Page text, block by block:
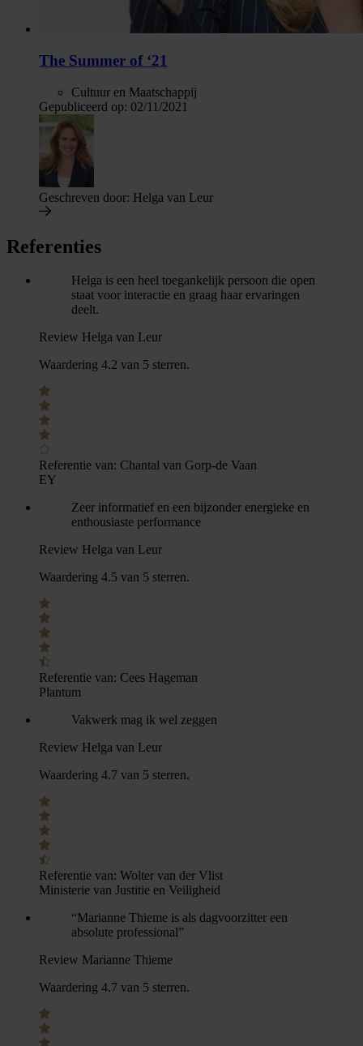
The Summer of ‘21
Cultuur en Maatschappij
Gepubliceerd op: 02/11/2021
Geschreven door: Helga van Leur
Referenties
Helga is een heel toegankelijk persoon die open
staat voor interactie en graag haar ervaringen
deelt.
Review Helga van Leur
Waardering 4.2 van 5 sterren.
Referentie van: Chantal van Gorp-de Vaan
EY
Zeer informatief en een bijzonder energieke en
enthousiaste performance
Review Helga van Leur
Waardering 4.5 van 5 sterren.
Referentie van: Cees Hageman
Plantum
Vakwerk mag ik wel zeggen
Review Helga van Leur
Waardering 4.7 van 5 sterren.
Referentie van: Wolter van der Vlist
Ministerie van Justitie en Veiligheid
“Marianne Thieme is als dagvoorzitter een
absolute professional”
Review Marianne Thieme
Waardering 4.7 van 5 sterren.